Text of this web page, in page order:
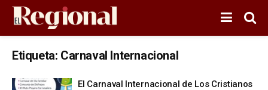
Etiqueta: Carnaval Internacional
El Carnaval Internacional de Los Cristianos